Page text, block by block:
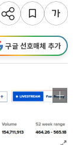
구글 선호매체 추가